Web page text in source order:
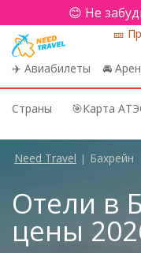
😊 Не
✈️ Авиабилеты 🚘
🎫
Страны 🎯Карта
Need Travel | Бахрейн
Отели в
цены